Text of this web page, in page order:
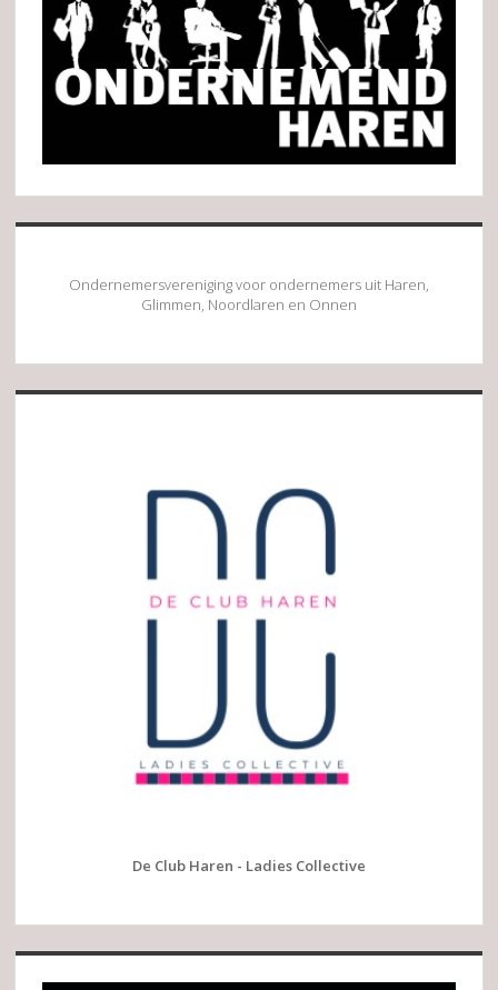
Ondernemersvereniging voor ondernemers uit Haren,
Glimmen, Noordlaren en Onnen
De Club Haren - Ladies Collective